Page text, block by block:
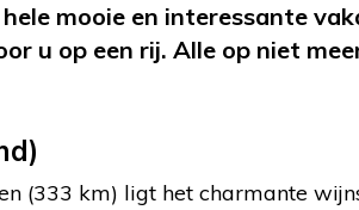
mooie en interessante
u op een rij. Alle op niet
(333 km) ligt het charmante